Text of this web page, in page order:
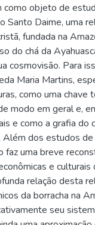
como objeto de
Santo Daime, uma
fundada na
do chá da
cosmovisão. Para
Maria Martins,
como uma chave
modo em geral e,
e como a grafia do
Além dos estudos
faz uma breve
e culturais
relação desta
da borracha na
seu